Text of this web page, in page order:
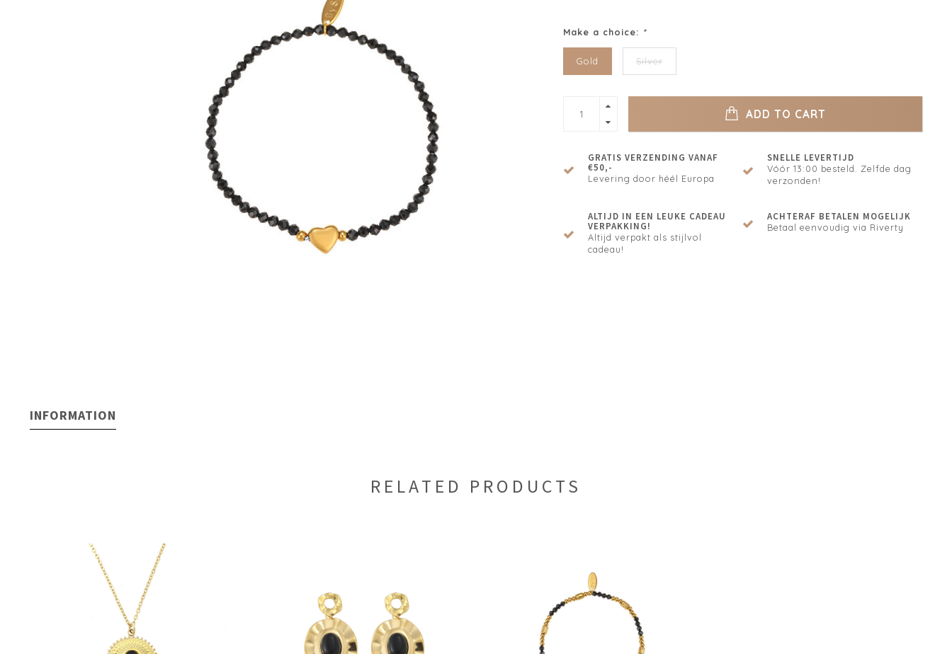
Make a choice: *
Gold Silver
ADD TO CART
GRATIS VERZENDING VANAF
€50,-
Levering door héél Europa
SNELLE LEVERTIJD
Vóór 13:00 besteld. Zelfde dag
verzonden!
ALTIJD IN EEN LEUKE CADEAU
VERPAKKING!
Altijd verpakt als stijlvol
cadeau!
ACHTERAF BETALEN MOGELIJK
Betaal eenvoudig via Riverty
INFORMATION
RELATED PRODUCTS